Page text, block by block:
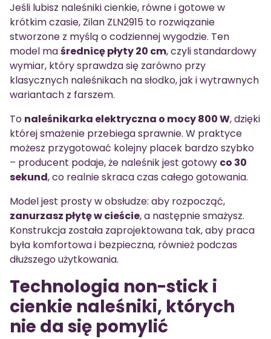
Jeśli lubisz naleśniki cienkie, równe i gotowe w
krótkim czasie, Zilan ZLN2915 to rozwiązanie
stworzone z myślą o codziennej wygodzie. Ten
model maśrednicę płyty 20 cm, czyli standardowy
wymiar, który sprawdza się zarówno przy
klasycznych naleśnikach na słodko, jak i wytrawnych
wariantach z farszem.
To naleśnikarka elektryczna o mocy 800 W, dzięki
której smażenie przebiega sprawnie. W praktyce
możesz przygotować kolejny placek bardzo szybko
– producent podaje, że naleśnik jest gotowy co 30
sekund, co realnie skraca czas całego gotowania.
Model jest prosty w obsłudze: aby rozpocząć,
zanurzasz płytę w cieście, a następnie smażysz.
Konstrukcja została zaprojektowana tak, aby praca
była komfortowa i bezpieczna, również podczas
dłuższego użytkowania.
Technologia non-stick i
cienkie naleśniki, których
nie da się pomylić